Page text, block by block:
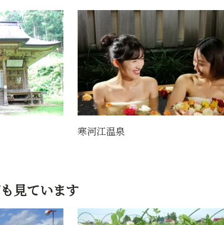
寒河江観光ワンコインタクシー制度
見ています